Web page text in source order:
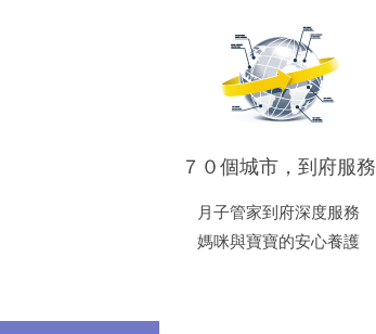
７０個城市，到府服務
月子管家到府深度服務
媽咪與寶寶的安心養護